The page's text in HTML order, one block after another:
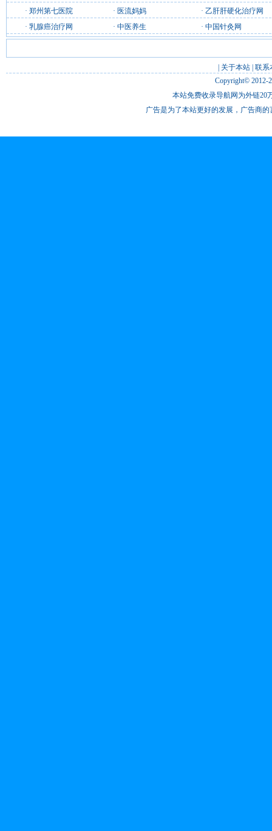
· 郑州第七医院 · 医流妈妈 · 乙肝肝硬化治疗网
· 乳腺癌治疗网 · 中医养生 · 中国针灸网
关于本站 联系
Copyright© 2012-
本站免费收录导航网为外链20
广告是为了本站更好的发展，广告商